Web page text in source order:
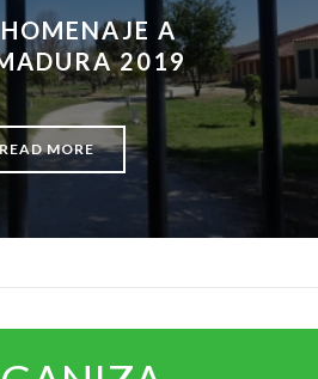
A
2019
MORE